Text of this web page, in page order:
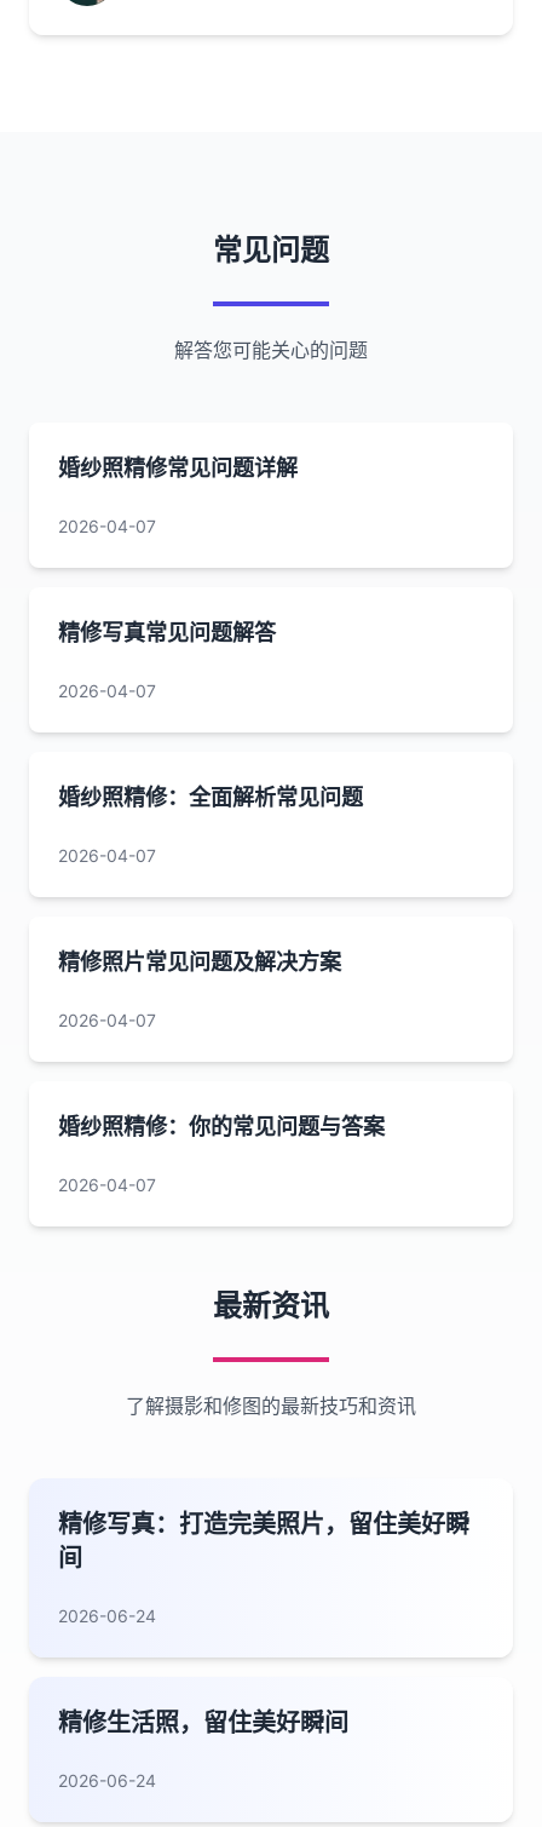
常见问题
解答您可能关心的问题
婚纱照精修常见问题详解
2026-04-07
精修写真常见问题解答
2026-04-07
婚纱照精修：全面解析常见问题
2026-04-07
精修照片常见问题及解决方案
2026-04-07
婚纱照精修：你的常见问题与答案
2026-04-07
最新资讯
了解摄影和修图的最新技巧和资讯
精修写真：打造完美照片，留住美好瞬
间
2026-06-24
精修生活照，留住美好瞬间
2026-06-24